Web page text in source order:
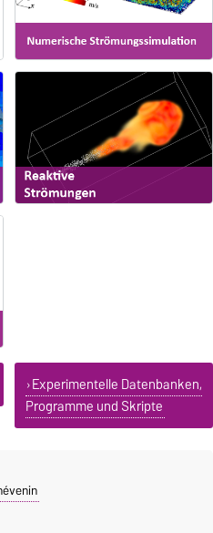
Experimentelle Datenbanken,
Programme und Skripte